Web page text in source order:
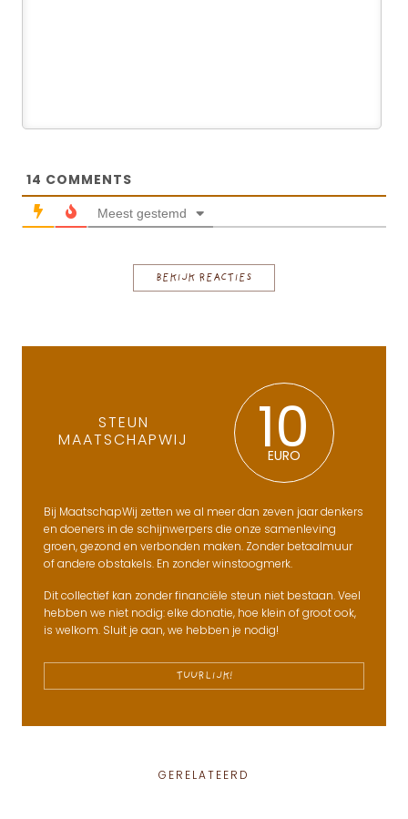
14 COMMENTS
Meest gestemd
BEKIJK REACTIES
STEUN
MAATSCHAPWIJ
10
EURO
Bij MaatschapWij zetten we al meer dan zeven jaar denkers
en doeners in de schijnwerpers die onze samenleving
groen, gezond en verbonden maken. Zonder betaalmuur
of andere obstakels. En zonder winstoogmerk.
Dit collectief kan zonder financiële steun niet bestaan. Veel
hebben we niet nodig: elke donatie, hoe klein of groot ook,
is welkom. Sluit je aan, we hebben je nodig!
TUURLIJK!
GERELATEERD